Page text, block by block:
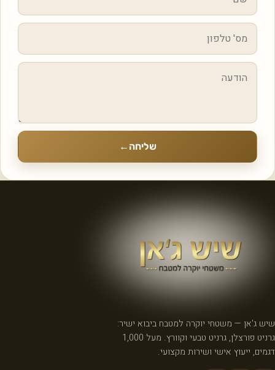
שליחה ←
שיש ג'אן — משטחי יוקרה למטבח ביבוא ישיר:
גרניט פורצלן, גרניט טבעי וקוורץ. מעל 1,000
דגמים, ייעוץ אישי ושירות מקצועי.